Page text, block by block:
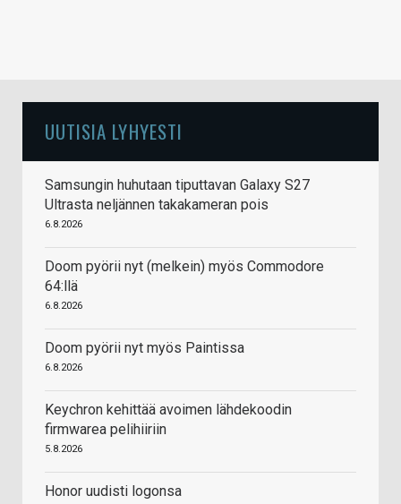
UUTISIA LYHYESTI
Samsungin huhutaan tiputtavan Galaxy S27
Ultrasta neljännen takakameran pois
6.8.2026
Doom pyörii nyt (melkein) myös Commodore
64:llä
6.8.2026
Doom pyörii nyt myös Paintissa
6.8.2026
Keychron kehittää avoimen lähdekoodin
firmwarea pelihiiriin
5.8.2026
Honor uudisti logonsa